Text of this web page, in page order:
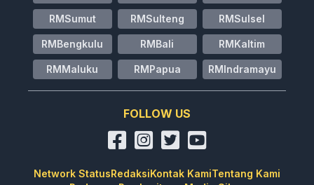
RMSumut RMSulteng RMSulsel
RMBengkulu RMBali RMKaltim
RMMaluku RMPapua RMIndramayu
FOLLOW US
Network StatusRedaksiKontak KamiTentang Kami